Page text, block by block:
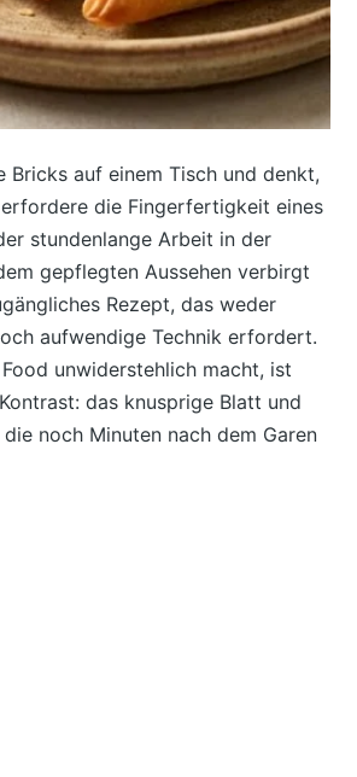
Bricks auf einem Tisch und denkt,
die Fingerfertigkeit eines
stundenlange Arbeit in der
gepflegten Aussehen verbirgt
Rezept, das weder
aufwendige Technik erfordert.
unwiderstehlich macht, ist
das knusprige Blatt und
noch Minuten nach dem Garen